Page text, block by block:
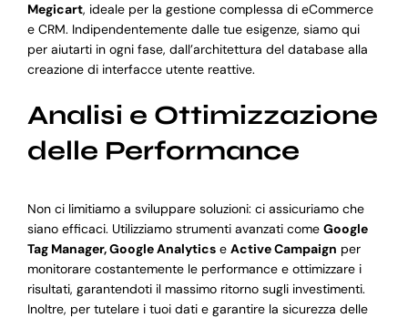
Megicart, ideale per la gestione complessa di eCommerce
e CRM. Indipendentemente dalle tue esigenze, siamo qui
per aiutarti in ogni fase, dall’architettura del database alla
creazione di interfacce utente reattive.
Analisi e Ottimizzazione
delle Performance
Non ci limitiamo a sviluppare soluzioni: ci assicuriamo che
siano efficaci. Utilizziamo strumenti avanzati come Google
Tag Manager, Google Analyticse Active Campaign per
monitorare costantemente le performance e ottimizzare i
risultati, garantendoti il massimo ritorno sugli investimenti.
Inoltre, per tutelare i tuoi dati e garantire la sicurezza delle